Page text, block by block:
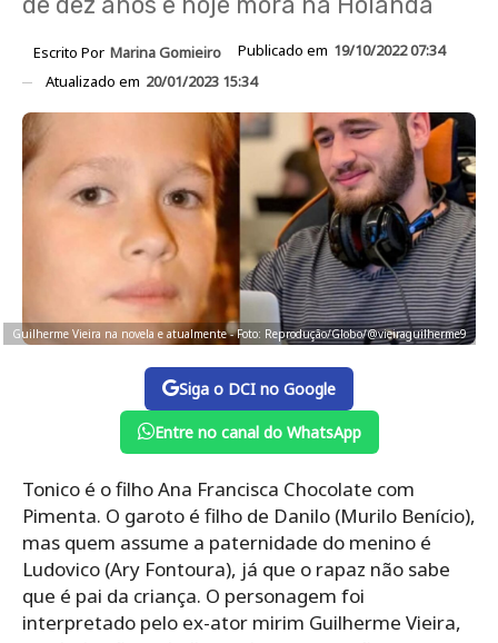
Escrito Por Marina Gomieiro Publicado em 19/10/2022 07:34
Atualizado em 20/01/2023 15:34
Guilherme Vieira na novela e atualmente - Foto: Reprodução/Globo/@vieiraguilherme9
Siga o DCI no Google
Entre no canal do WhatsApp
Tonico é o filho Ana Francisca Chocolate com
Pimenta. O garoto é filho de Danilo (Murilo Benício),
mas quem assume a paternidade do menino é
Ludovico (Ary Fontoura), já que o rapaz não sabe
que é pai da criança. O personagem foi
interpretado pelo ex-ator mirim Guilherme Vieira,